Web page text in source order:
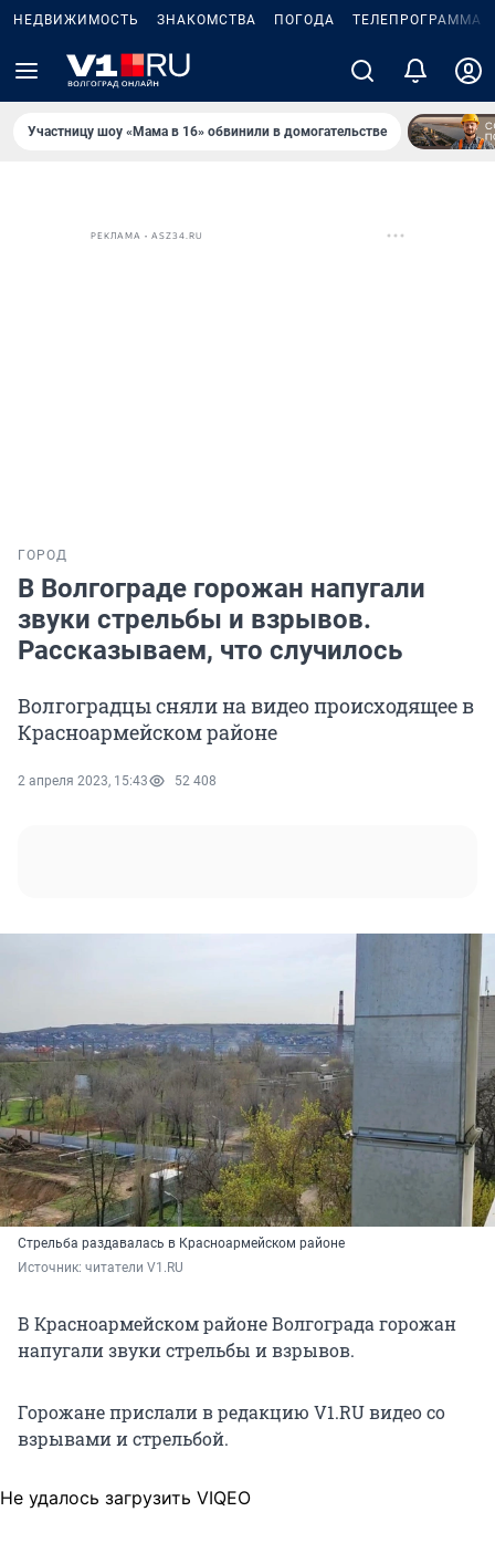
НЕДВИЖИМОСТЬ ЗНАКОМСТВА ПОГОДА ТЕЛЕПРОГРАММА
Участницу шоу «Мама в 16» обвинили в домогательстве
РЕКЛАМА • ASZ34.RU
ГОРОД
В Волгограде горожан напугали
звуки стрельбы и взрывов.
Рассказываем, что случилось
Волгоградцы сняли на видео происходящее в
Красноармейском районе
2 апреля 2023, 15:43 52 408
Стрельба раздавалась в Красноармейском районе
Источник: читатели V1.RU
В Красноармейском районе Волгограда горожан
напугали звуки стрельбы и взрывов.
Горожане прислали в редакцию V1.RU видео со
взрывами и стрельбой.
Не удалось загрузить VIQEO